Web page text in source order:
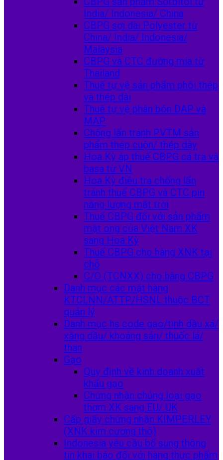
India/ Indonesia/ China
CBPG sợi dài Polyester từ
China/ India/ Indonesia/
Malaysia
CBPG và CTC đường mía từ
Thailand
Thuế tự vệ sản phẩm phôi thép
và thép dài
Thuế tự vệ phân bón DAP và
MAP
Chống lẩn tránh PVTM sản
phẩm thép cuộn/ thép dây
Hoa Kỳ áp thuế CBPG cá tra và
basa từ VN
Hoa Kỳ điều tra chống lẩn
tránh thuế CBPG và CTC pin
năng lượng mặt trời
Thuế CBPG đối với sản phẩm
mật ong của Việt Nam XK
sang Hoa Kỳ
Thuế CBPG cho hàng XNK tại
chỗ
C/O (TCNXX) cho hàng CBPG
Danh mục các mặt hàng
KTCLNN/ATTP/HSNL thuộc BCT
quản lý
Danh mục hs code gạo/tinh dầu xá/
xăng dầu/ khoáng sản/ thuốc lá/
than
Gạo
Quy định về kinh doanh xuất
khẩu gạo
Chứng nhận chủng loại gạo
thơm XK sang EU/ UK
Cấp giấy chứng nhận KIMPERLEY
(XNK kim cương thô)
Indonesia yêu cầu bổ sung thông
tin khai báo đối với hàng thực phẩm